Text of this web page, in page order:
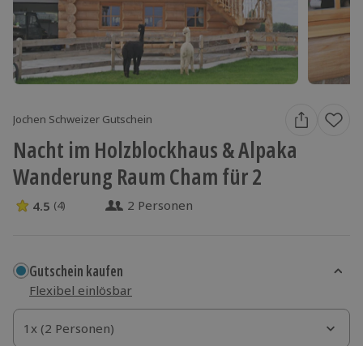
Jochen Schweizer Gutschein
Nacht im Holzblockhaus & Alpaka
Wanderung Raum Cham für 2
4.5 Sterne von 5 aus 4 Bewertungen
4.5 (4) 2 Personen
Gutschein kaufen
Flexibel einlösbar
1x (2 Personen)
1x (2 Personen)
1x (2 Personen)